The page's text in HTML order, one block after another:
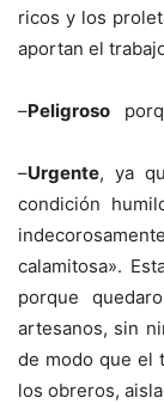
ricos y los
aportan el
–Peligroso
–Urgente, ya
condición
calamitosa».
porque
artesanos, sin
de modo que el
los obreros,